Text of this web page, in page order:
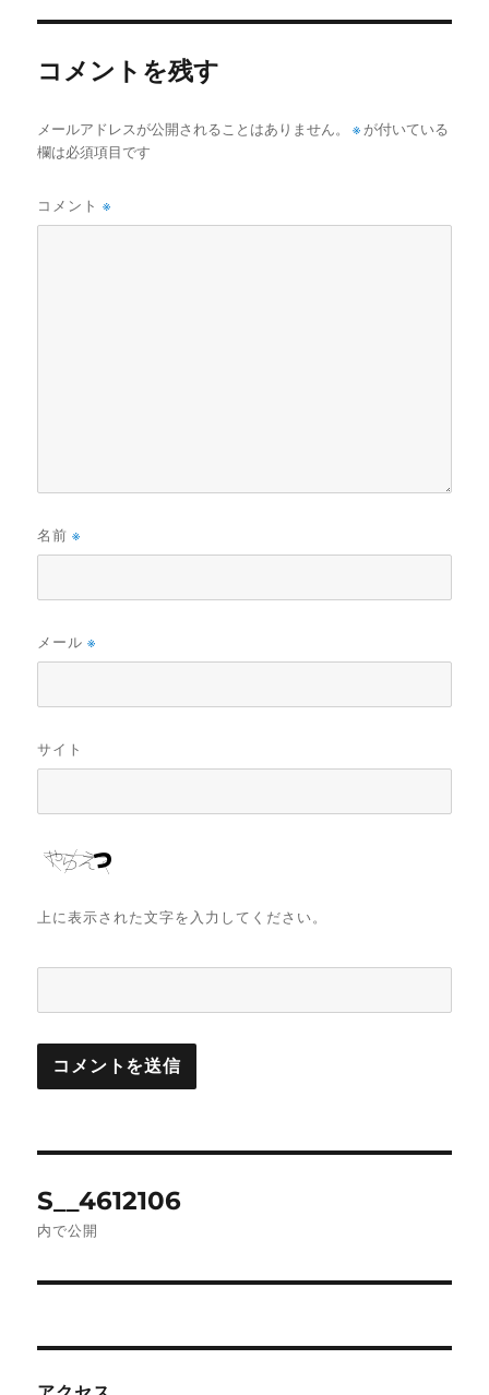
コメントを残す
メールアドレスが公開されることはありません。 ※ が付いている
欄は必須項目です
コメント※
名前※
メール※
サイト
上に表示された文字を入力してください。
稿
ゲ
S__4612106
内で公開